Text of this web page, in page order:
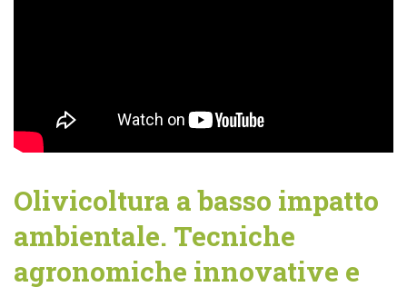
Olivicoltura a basso impatto
ambientale. Tecniche
agronomiche innovative e